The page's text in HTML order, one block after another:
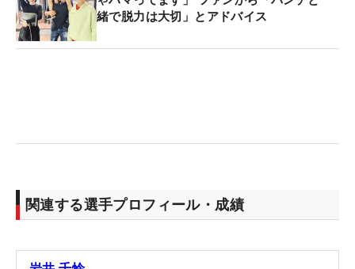
緒で脱力は大切」とアドバイス
関連する選手プロフィール・成績